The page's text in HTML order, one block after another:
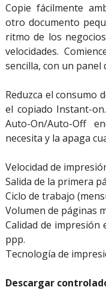
Copie fácilmente
otro documento
ritmo de los
velocidades.
sencilla, con un panel
Reduzca el consumo
el copiado Instant-
Auto-On/Auto-Off
necesita y la apaga
Velocidad de
Salida de la primera
Ciclo de trabajo
Volumen de páginas
Calidad de impresión
ppp.
Tecnología de
Descargar